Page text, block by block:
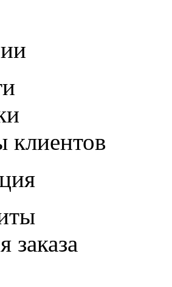
клиентов
заказа